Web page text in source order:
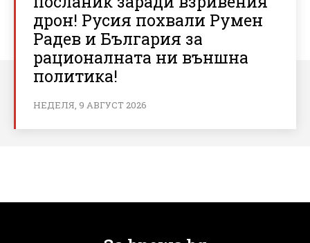
дрон! Русия похвали Румен
Радев и България за
рационалната ни външна
политика!
НЕДЕЛЯ, 9 АВГУСТ 2026